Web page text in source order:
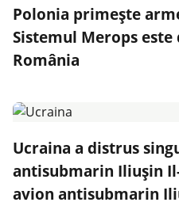
Polonia primește
Sistemul Merops este
România
Ucraina a distrus
antisubmarin Iliușin
avion antisubmarin